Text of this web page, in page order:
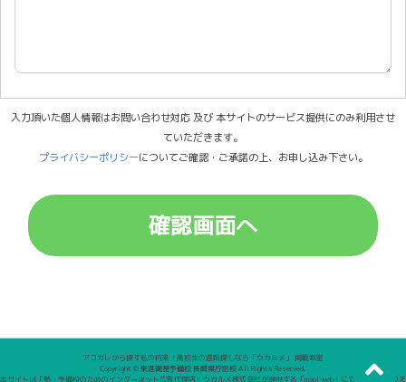
入力頂いた個人情報はお問い合わせ対応 及び 本サイトのサービス提供にのみ利用させ
ていただきます。
プライバシーポリシーについてご確認・ご承諾の上、お申し込み下さい。
アコガレから探す私の将来！高校生の進路探しなら「ウカルメ」 掲載教室
Copyright © 東進衛星予備校 長崎県庁前校 All Rights Reserved.
本サイトは「塾・予備校のためのインターネット広告代理店」ウカルメ株式会社が提供する「mapl web」にて運営しておりま